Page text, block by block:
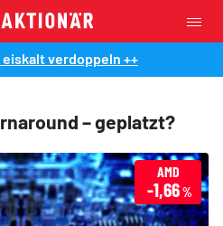
eiskalt verdoppeln ++
– geplatzt?
AMD
-1,66%